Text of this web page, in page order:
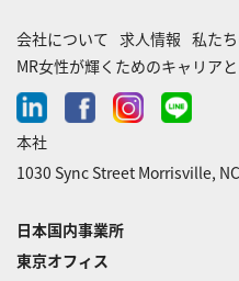
会社について 求人情報 私た
MR女性が輝くためのキャリア
linkedinfacebookinstagram
line-
本社
1030 Sync Street Morrisville,
日本国内事業所
東京オフィス